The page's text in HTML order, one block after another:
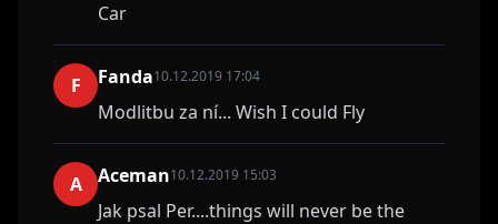
Car
F Fanda10.12.2019 17:04
Modlitbu za ní... Wish I could Fly
A Aceman10.12.2019 15:03
Jak psal Per....things will never be the